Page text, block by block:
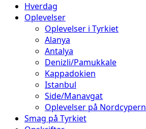
Hverdag
Oplevelser
Oplevelser i Tyrkiet
Alanya
Antalya
Denizli/Pamukkale
Kappadokien
Istanbul
Side/Manavgat
Oplevelser på Nordcypern
Smag på Tyrkiet